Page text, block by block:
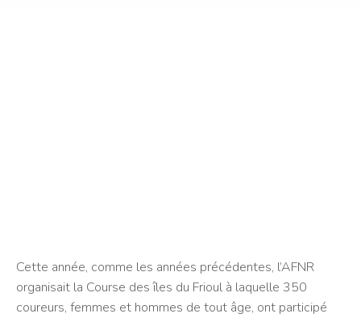
Cette année, comme les années précédentes, l’AFNR
organisait la Course des îles du Frioul à laquelle 350
coureurs, femmes et hommes de tout âge, ont participé